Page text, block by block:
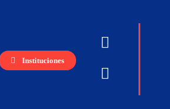
Instituciones